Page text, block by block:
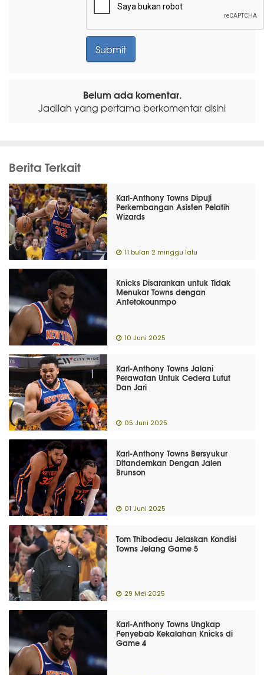
Belum ada komentar.
Jadilah yang pertama berkomentar disini
Berita Terkait
Karl-Anthony Towns Dipuji
Perkembangan Asisten Pelatih
Wizards
11 bulan 2 minggu lalu
Knicks Disarankan untuk Tidak
Menukar Towns dengan
Antetokounmpo
10 Juni 2025
Karl-Anthony Towns Jalani
Perawatan Untuk Cedera Lutut
Dan Jari
05 Juni 2025
Karl-Anthony Towns Bersyukur
Ditandemkan Dengan Jalen
Brunson
01 Juni 2025
Tom Thibodeau Jelaskan Kondisi
Towns Jelang Game 5
29 Mei 2025
Karl-Anthony Towns Ungkap
Penyebab Kekalahan Knicks di
Game 4